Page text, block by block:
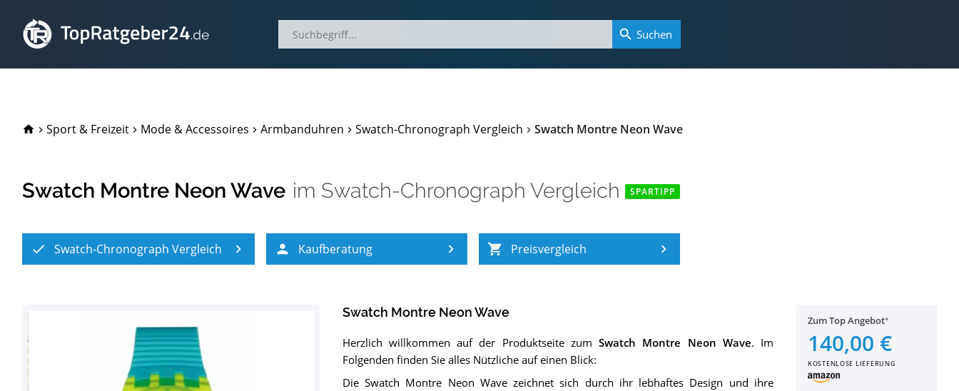
TopRatgeber24.de
Sport & Freizeit Mode & Accessoires Armbanduhren Swatch-Chronograph Vergleich Swatch Montre Neon Wave
Swatch Montre Neon Wave im Swatch-Chronograph Vergleich SPARTIPP
Swatch-Chronograph Vergleich Kaufberatung Preisvergleich
Zum Top Angebot
140,00 €
KOSTENLOSE LIEFERUNG
Swatch Montre Neon Wave
Herzlich willkommen auf der Produktseite zumSwatch Montre Neon Wave. Im
Folgenden finden Sie alles Nützliche auf einen Blick:
Die Swatch Montre Neon Wave zeichnet sich durch ihr lebhaftes Design und ihre
Suchen